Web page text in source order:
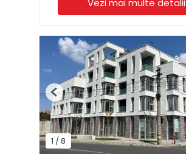
Vezi mai multe detalii
1 /8
Previous